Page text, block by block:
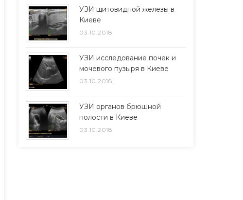
УЗИ щитовидной железы в
Киеве
03.10.2018
УЗИ исследование почек и
мочевого пузыря в Киеве
03.10.2018
УЗИ органов брюшной
полости в Киеве
03.10.2018